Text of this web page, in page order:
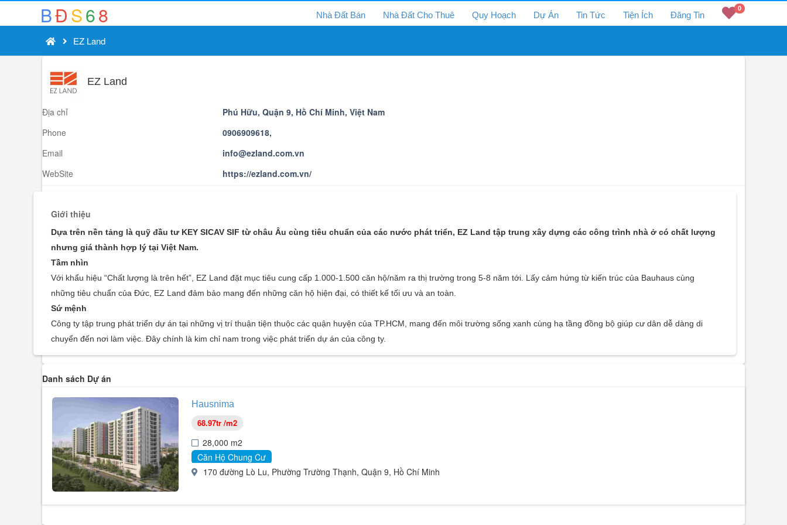
BĐS68 Nhà Đất Bán Nhà Đất Cho Thuê Quy Hoạch Dự Án Tin Tức Tiện Ích Đăng Tin
0
EZ Land
EZ Land
Địa chỉ
Phú Hữu, Quận 9, Hồ Chí Minh, Việt Nam
Phone
0906909618,
Email
info@ezland.com.vn
WebSite
https://ezland.com.vn/
Giới thiệu
Dựa trên nền tảng là quỹ đầu tư KEY SICAV SIF từ châu Âu cùng tiêu chuẩn của các nước phát triển, EZ Land tập trung xây dựng các công trình nhà ở có chất lượng
nhưng giá thành hợp lý tại Việt Nam.
Tầm nhìn
Với khẩu hiệu “Chất lượng là trên hết”, EZ Land đặt mục tiêu cung cấp 1.000-1.500 căn hộ/năm ra thị trường trong 5-8 năm tới. Lấy cảm hứng từ kiến trúc của Bauhaus cùng
những tiêu chuẩn của Đức, EZ Land đảm bảo mang đến những căn hộ hiện đại, có thiết kế tối ưu và an toàn.
Sứ mệnh
Công ty tập trung phát triển dự án tại những vị trí thuận tiện thuộc các quận huyện của TP.HCM, mang đến môi trường sống xanh cùng hạ tầng đồng bộ giúp cư dân dễ dàng di
chuyển đến nơi làm việc. Đây chính là kim chỉ nam trong việc phát triển dự án của công ty.
Danh sách Dự án
Hausnima
68.97tr /m2
28,000 m2
Căn Hộ Chung Cư
170 đường Lò Lu, Phường Trường Thạnh, Quận 9, Hồ Chí Minh